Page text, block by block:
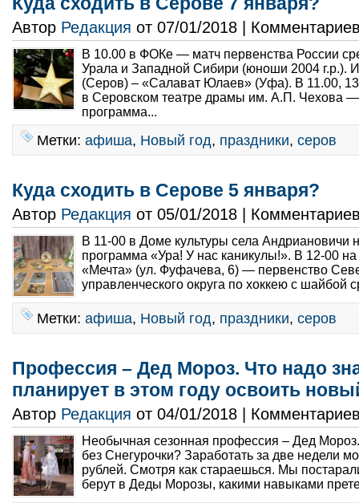
Автор Редакция от 07/01/2018 |
В 10.00 в ФОКе — матч первенства России
Урала и Западной Сибири (юноши 2004 г.р.).
(Серов) – «Салават Юлаев» (Уфа). В 11.00,
в Серовском театре драмы им. А.П. Чехова —
программа...
Метки: афиша, Новый год, праздники, серов
Куда сходить в Серове 5 января?
Автор Редакция от 05/01/2018 |
В 11-00 в Доме культуры села Андриановичи
программа «Ура! У нас каникулы!». В 12-00 на
«Мечта» (ул. Фуфачева, 6) — первенство
управленческого округа по хоккею с шайбой
Метки: афиша, Новый год, праздники, серов
Профессия – Дед Мороз. Что надо
планирует в этом году освоить
Автор Редакция от 04/01/2018 |
Необычная сезонная профессия – Дед
без Снегурочки? Заработать за две недели
рублей. Смотря как стараешься. Мы
берут в Деды Морозы, какими навыками